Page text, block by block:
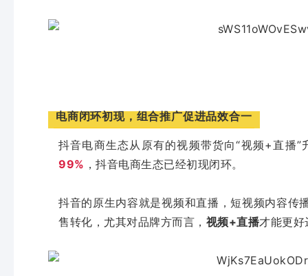
电商闭环初现，组合推广促进品效合一
抖音电商生态从原有的视频带货向“视频+直播”
99% ，抖音电商生态已经初现闭环。
抖音的原生内容就是视频和直播，短视频内容传
售转化，尤其对品牌方而言， 视频+直播才能更好